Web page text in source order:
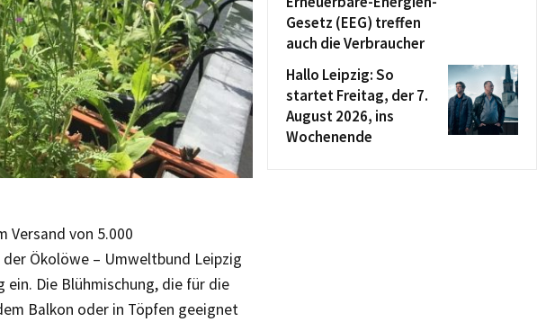
Versand von 5.000
Ökolöwe – Umweltbund Leipzig
ein. Die Blühmischung, die für die
Balkon oder in Töpfen geeignet
Gesetz (EEG) treffen
auch die Verbraucher
Hallo Leipzig: So
startet Freitag, der 7.
August 2026, ins
Wochenende